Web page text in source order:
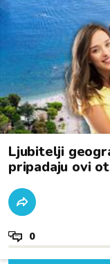
Ljubitelji
pripadaju ovi
0